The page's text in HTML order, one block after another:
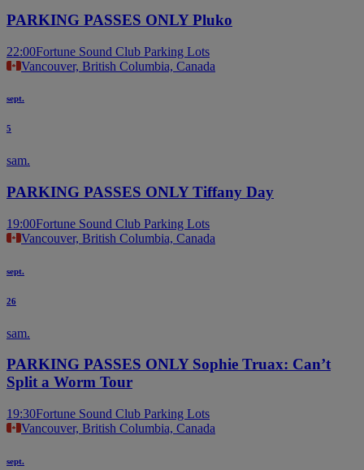
PARKING PASSES ONLY Pluko
22:00Fortune Sound Club Parking Lots
Vancouver, British Columbia, Canada
sept.
5
sam.
PARKING PASSES ONLY Tiffany Day
19:00Fortune Sound Club Parking Lots
Vancouver, British Columbia, Canada
sept.
26
sam.
PARKING PASSES ONLY Sophie Truax: Can’t
Split a Worm Tour
19:30Fortune Sound Club Parking Lots
Vancouver, British Columbia, Canada
sept.